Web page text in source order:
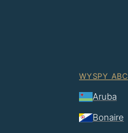
WYSPY ABC
Aruba
Bonaire